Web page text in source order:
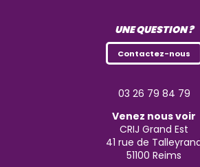
UNE QUESTION ?
Contactez-nous
03 26 79 84 79
Venez nous voir
CRIJ Grand Est
41 rue de
51100 Reims